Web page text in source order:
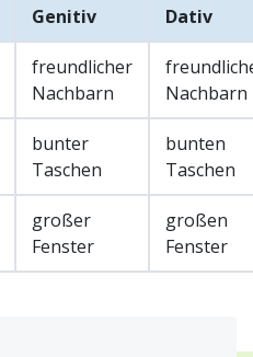
Genitiv Dativ
freundlicher
Nachbarn
Nachbarn
bunter
Taschen
bunten
Taschen
großer
Fenster
großen
Fenster